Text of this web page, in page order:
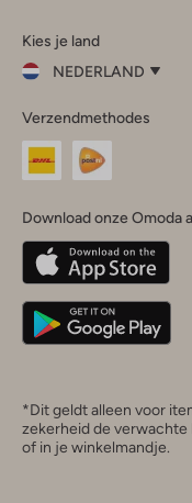
InstagramFacebook
Kies je land
NEDERLAND
je
land
Nederland
Belgique
Deutschland
Verzendmethodes
Download onze Omoda
*Dit geldt alleen voor
zekerheid de
of in je winkelmandje.